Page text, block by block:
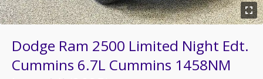
Dodge Ram 2500 Limited Night Edt.
Cummins 6.7L Cummins 1458NM